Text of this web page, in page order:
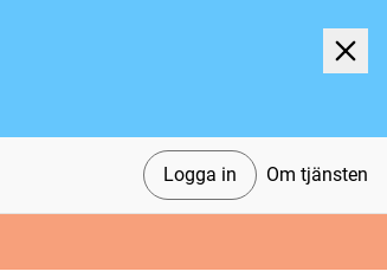
Logga in Om tjänsten